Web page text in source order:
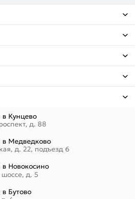
Кунцево
д. 88
Медведково
д. 22, подъезд 6
Новокосино
шоссе, д. 5
Бутово